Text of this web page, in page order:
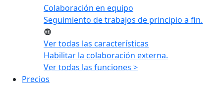
Colaboración en equipo
Seguimiento de trabajos de principio a fin.
Ver todas las características
Habilitar la colaboración externa.
Ver todas las funciones >
Precios